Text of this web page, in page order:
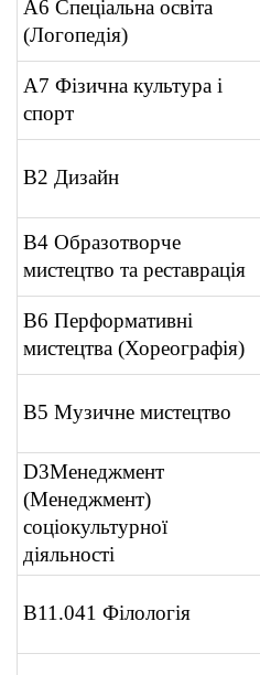
А6 Спеціальна освіта
(Логопедія)
А7 Фізична культура і
спорт
В2 Дизайн
В4 Образотворче
мистецтво та реставрація
В6 Перформативні
мистецтва (Хореографія)
В5 Музичне мистецтво
D3Менеджмент
(Менеджмент)
соціокультурної
діяльності
В11.041 Філологія